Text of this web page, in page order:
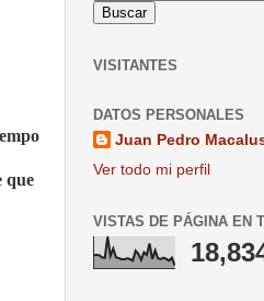
que
VISITANTES
DATOS PERSONALES
Juan Pedro
Ver todo mi perfil
VISTAS DE PÁGINA EN